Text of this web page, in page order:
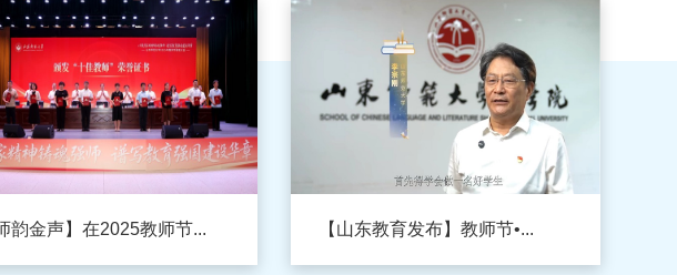
韵金声】在2025教师节... 【山东教育发布】教师节•...